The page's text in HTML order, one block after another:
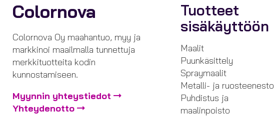
Colornova
Colornova Oy maahantuo, myy ja
markkinoi maailmalla tunnettuja
merkkituotteita kodin
kunnostamiseen.
Myynnin yhteystiedot
Yhteydenotto
Tuotteet
sisäkäyttöön
Maalit
Puunkäsittely
Spraymaalit
Metalli- ja ruosteenesto
Puhdistus ja
maalinpoisto